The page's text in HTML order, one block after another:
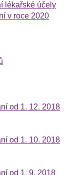
lékařské účely
v roce 2020
od 1. 12. 2018
od 1. 10. 2018
od 1. 9. 2018